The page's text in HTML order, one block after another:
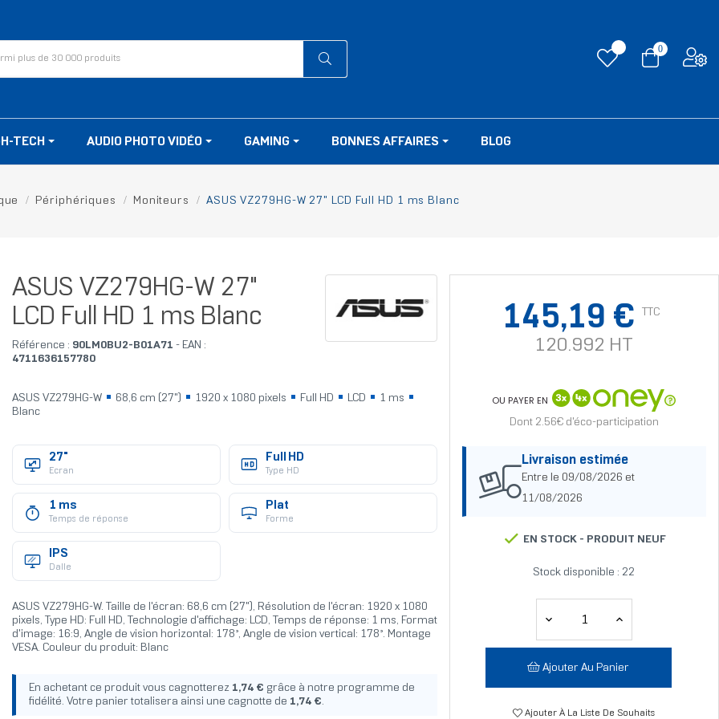
0
TECH AUDIO PHOTO VIDÉO GAMING BONNES AFFAIRES BLOG
Périphériques Moniteurs ASUS VZ279HG-W 27" LCD Full HD 1 ms Blanc
ASUS VZ279HG-W 27"
LCD Full HD 1 ms Blanc
Référence : 90LM0BU2-B01A71 - EAN :
4711636157780
ASUS VZ279HG-W 68,6 cm (27") 1920 x 1080 pixels Full HD LCD
1 ms
Blanc
27"
Ecran
Full HD
Type HD
1 ms
Temps de réponse
Plat
Forme
IPS
Dalle
ASUS VZ279HG-W. Taille de l'écran: 68,6 cm (27"), Résolution de l'écran: 1920 x 1080
pixels, Type HD: Full HD, Technologie d'affichage: LCD, Temps de réponse: 1 ms, Format
d'image: 16:9, Angle de vision horizontal: 178°, Angle de vision vertical: 178°. Montage
VESA. Couleur du produit: Blanc
En achetant ce produit vous cagnotterez 1,74 € grâce à notre programme de
fidélité. Votre panier totalisera ainsi une cagnotte de 1,74 €.
145,19 € TTC
120.992 HT
OU PAYER EN
Dont 2.56€ d'éco-participation
Livraison estimée
Entre le 09/08/2026 et
11/08/2026
EN STOCK - PRODUIT NEUF
Stock disponible : 22
Ajouter Au Panier
Ajouter À La Liste De Souhaits